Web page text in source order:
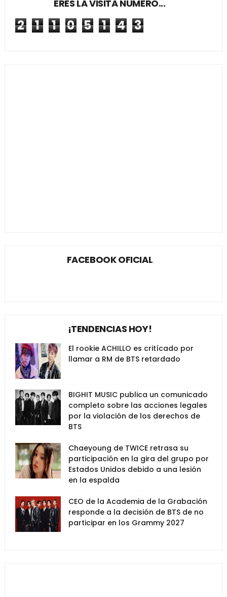
ERES LA VISITA NUMERO...
2 1 1 0 5 1 4 3
FACEBOOK OFICIAL
¡TENDENCIAS HOY!
El rookie ACHILLO es critícado por
llamar a RM de BTS retardado
BIGHIT MUSIC publica un comunicado
completo sobre las acciones legales
por la violación de los derechos de
BTS
Chaeyoung de TWICE retrasa su
participación en la gira del grupo por
Estados Unidos debido a una lesión
en la espalda
CEO de la Academia de la Grabación
responde a la decisión de BTS de no
participar en los Grammy 2027